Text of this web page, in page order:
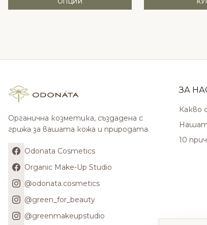
Органична козметика, създадена с
грижа за вашата кожа и природата.
Odonata Cosmetics
Organic Make-Up Studio
@odonata.cosmetics
@green_for_beauty
@greenmakeupstudio
ЗА
Какво
10